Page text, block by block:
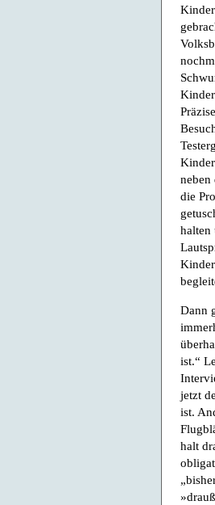
neben
die
halten
Dann
ist.“
jetzt
ist.
halt